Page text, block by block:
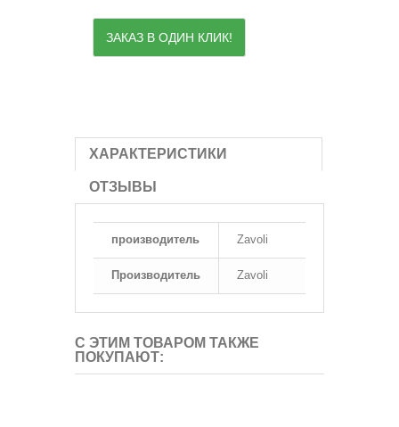
ЗАКАЗ В ОДИН КЛИК!
ХАРАКТЕРИСТИКИ
ОТЗЫВЫ
производитель Zavoli
Производитель Zavoli
С ЭТИМ ТОВАРОМ ТАКЖЕ
ПОКУПАЮТ: